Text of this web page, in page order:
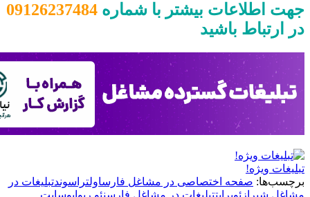
بيشتر با شماره09126237484
باشید
صفحه اختصاصی در مشاغل فارساولتراسوندتبلیغات در